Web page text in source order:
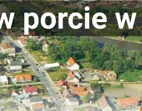
porcie w